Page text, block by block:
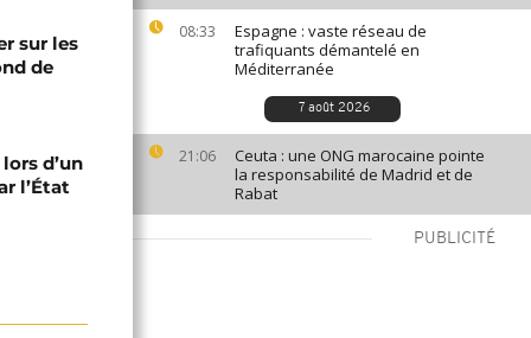
08:33
Espagne : vaste réseau de
trafiquants démantelé en
Méditerranée
7 août 2026
21:06
Ceuta : une ONG marocaine pointe
la responsabilité de Madrid et de
Rabat
PUBLICITÉ
sur les
de
d’un
l’État